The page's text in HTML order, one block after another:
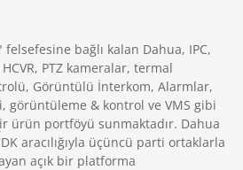
bağlı kalan Dahua, IPC,
PTZ kameralar, termal
Görüntülü İnterkom, Alarmlar,
görüntüleme & kontrol ve VMS gibi
ürün portföyü sunmaktadır. Dahua
aracılığıyla üçüncü parti ortaklarla
açık bir platforma